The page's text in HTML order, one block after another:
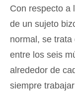
Con respecto a
de un sujeto
normal, se
entre los seis
alrededor de
siempre